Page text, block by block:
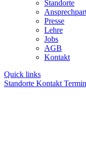
Standorte
Presse
Lehre
Jobs
AGB
Kontakt
Quick links
Standorte Kontakt